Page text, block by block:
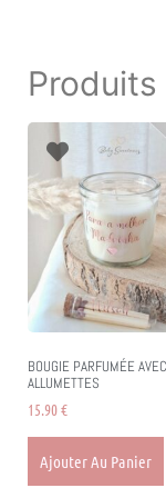
Produits
BOUGIE PARFUMÉE AVEC
ALLUMETTES
15.90€
Ajouter Au Panier